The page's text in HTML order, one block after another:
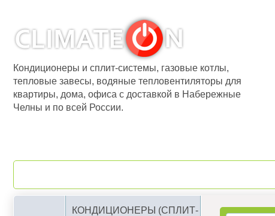
Кондиционеры и сплит-системы, газовые котлы,
тепловые завесы, водяные тепловентиляторы для
квартиры, дома, офиса с доставкой в Набережные
Челны и по всей России.
КОНДИЦИОНЕРЫ (СПЛИТ-